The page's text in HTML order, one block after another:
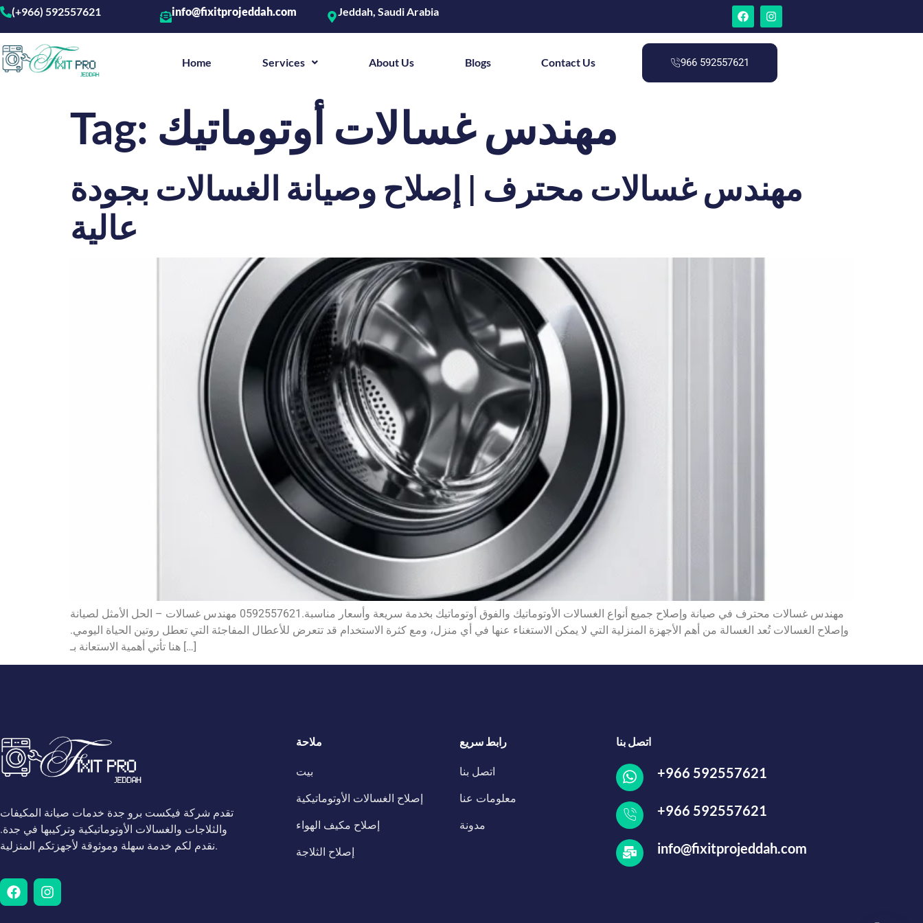
(+966) 592557621 info@fixitprojeddah.com Jeddah, Saudi Arabia
Home Services About Us Blogs Contact Us 966 592557621
Tag: مهندس غسالات أوتوماتيك
مهندس غسالات محترف | إصلاح وصيانة الغسالات بجودة
عالية
مهندس غسالات محترف في صيانة وإصلاح جميع أنواع الغسالات الأوتوماتيك والفوق أوتوماتيك بخدمة سريعة وأسعار مناسبة.0592557621 مهندس غسالات – الحل الأمثل لصيانة
وإصلاح الغسالات تُعد الغسالة من أهم الأجهزة المنزلية التي لا يمكن الاستغناء عنها في أي منزل، ومع كثرة الاستخدام قد تتعرض للأعطال المفاجئة التي تعطل روتين الحياة اليومي.
هنا تأتي أهمية الاستعانة بـ […]
تقدم شركة فيكست برو جدة خدمات صيانة المكيفات
والثلاجات والغسالات الأوتوماتيكية وتركيبها في جدة.
نقدم لكم خدمة سهلة وموثوقة لأجهزتكم المنزلية.
ملاحة
بيت
إصلاح الغسالات الأوتوماتيكية
إصلاح مكيف الهواء
إصلاح الثلاجة
رابط سريع
اتصل بنا
معلومات عنا
مدونة
اتصل بنا
+966 592557621
+966 592557621
info@fixitprojeddah.com